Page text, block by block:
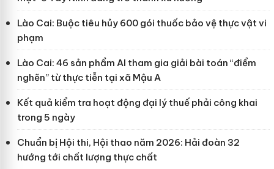
Lào Cai: Buộc tiêu hủy 600 gói thuốc bảo vệ thực vật vi
phạm
Lào Cai: 46 sản phẩm AI tham gia giải bài toán “điểm
nghẽn” từ thực tiễn tại xã Mậu A
Kết quả kiểm tra hoạt động đại lý thuế phải công khai
trong 5 ngày
Chuẩn bị Hội thi, Hội thao năm 2026: Hải đoàn 32
hướng tới chất lượng thực chất